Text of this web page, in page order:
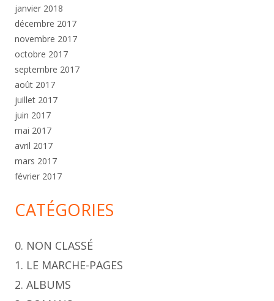
janvier 2018
décembre 2017
novembre 2017
octobre 2017
septembre 2017
août 2017
juillet 2017
juin 2017
mai 2017
avril 2017
mars 2017
février 2017
CATÉGORIES
0. NON CLASSÉ
1. LE MARCHE-PAGES
2. ALBUMS